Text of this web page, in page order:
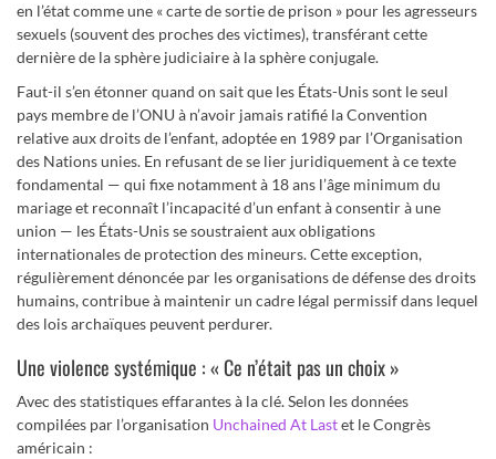
en l’état comme une « carte de sortie de prison » pour les agresseurs
sexuels (souvent des proches des victimes), transférant cette
dernière de la sphère judiciaire à la sphère conjugale.
Faut-il s’en étonner quand on sait que les États-Unis sont le seul
pays membre de l’ONU à n’avoir jamais ratifié la Convention
relative aux droits de l’enfant, adoptée en 1989 par l’Organisation
des Nations unies. En refusant de se lier juridiquement à ce texte
fondamental — qui fixe notamment à 18 ans l’âge minimum du
mariage et reconnaît l’incapacité d’un enfant à consentir à une
union — les États-Unis se soustraient aux obligations
internationales de protection des mineurs. Cette exception,
régulièrement dénoncée par les organisations de défense des droits
humains, contribue à maintenir un cadre légal permissif dans lequel
des lois archaïques peuvent perdurer.
Une violence systémique : « Ce n’était pas un choix »
Avec des statistiques effarantes à la clé. Selon les données
compilées par l’organisation Unchained At Lastet le Congrès
américain :